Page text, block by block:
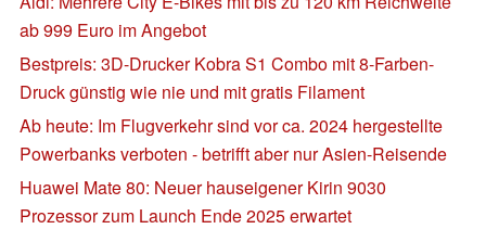
ab 999 Euro im Angebot
Bestpreis: 3D-Drucker Kobra S1 Combo mit 8-Farben-
Druck günstig wie nie und mit gratis Filament
Ab heute: Im Flugverkehr sind vor ca. 2024 hergestellte
Powerbanks verboten - betrifft aber nur Asien-Reisende
Huawei Mate 80: Neuer hauseigener Kirin 9030
Prozessor zum Launch Ende 2025 erwartet